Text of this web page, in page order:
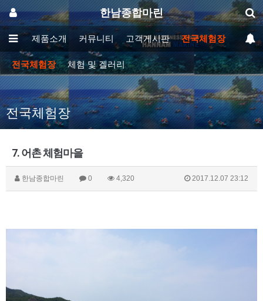
한남종합마린
개 제품소개 커뮤니티 고객게시판 전국체험장
전국체험장 체험 및 겔러리
전국체험장
7. 어촌 체험마을
한남종합마린 0 4,320 2017.12.07 23:12